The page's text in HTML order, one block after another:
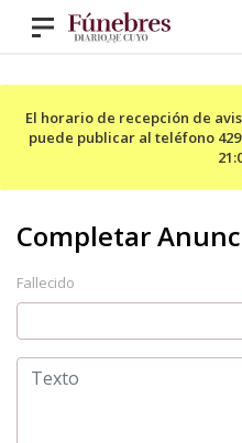
El horario de recepción de
puede publicar al teléfono
Fallecido